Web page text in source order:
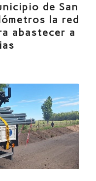
de San
la red
abastecer a